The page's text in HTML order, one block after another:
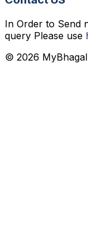
In Order to Send
query Please use
© 2026